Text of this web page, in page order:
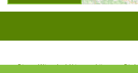
Diese Klimaheld*innen könnten